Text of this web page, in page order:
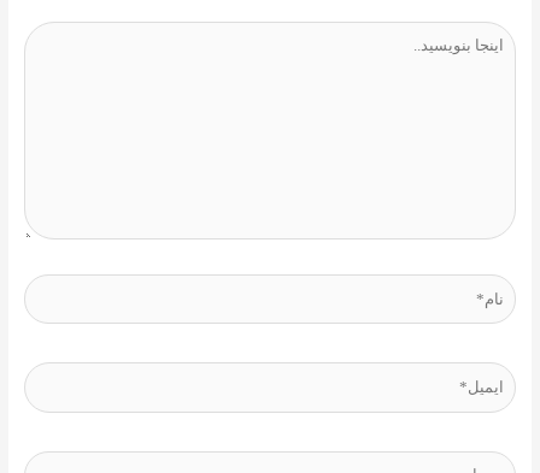
اینجا
نام*
ایمیل*
وبسایت